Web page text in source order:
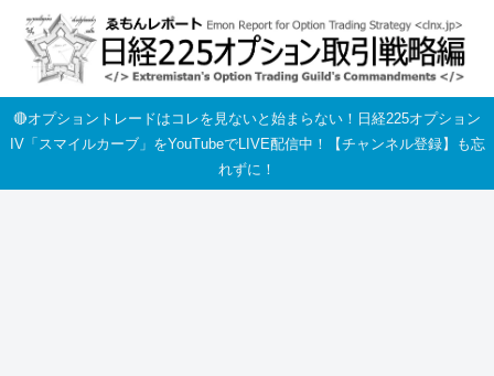
🔴オプショントレードはコレを見ないと始まらない！日経225オプション
IV「スマイルカーブ」をYouTubeでLIVE配信中！【チャンネル登録】も忘
れずに！